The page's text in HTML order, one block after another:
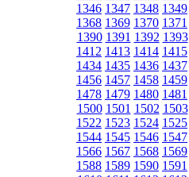
1346 1347 1348 1349
1368 1369 1370 1371
1390 1391 1392 1393
1412 1413 1414 1415
1434 1435 1436 1437
1456 1457 1458 1459
1478 1479 1480 1481
1500 1501 1502 1503
1522 1523 1524 1525
1544 1545 1546 1547
1566 1567 1568 1569
1588 1589 1590 1591